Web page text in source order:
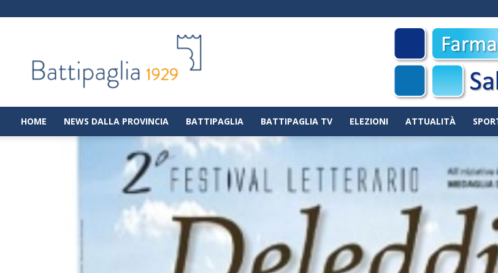
|
Notizie
dalla
città
di
HOME NEWS DALLA PROVINCIA BATTIPAGLIA BATTIPAGLIA TV ELEZIONI ATTUALITÀ